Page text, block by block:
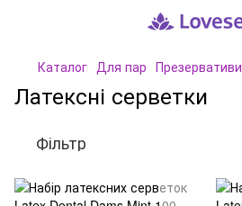
Каталог Для пар Презервативи
Латексні серветки
Фільтр